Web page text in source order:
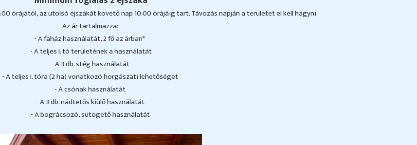
órájától, az utolsó éjszakát követő nap 10:00 órájáig tart. Távozás napján a területet el kell hagyni.
Az ár tartalmazza:
- A faház használatát, 2 fő az árban*
- A teljes I. tó területének a használatát
- A 3 db. stég használatát
- A teljes I. tóra (2 ha) vonatkozó horgászati lehetőséget
- A csónak használatát
- A 3 db. nádtetős kiülő használatát
- A bográcsozó, sütögető használatát